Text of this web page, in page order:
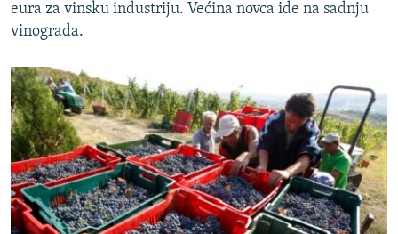
eura za vinsku industriju. Većina novca ide na sadnju
vinograda.